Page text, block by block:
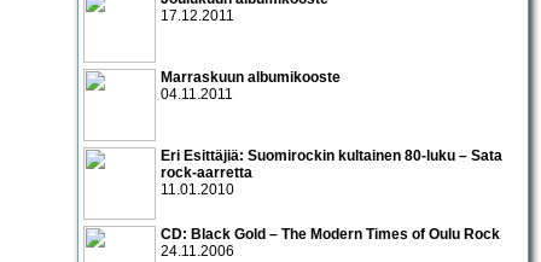
17.12.2011
Marraskuun albumikooste
04.11.2011
Eri Esittäjiä: Suomirockin kultainen 80-luku – Sata
rock-aarretta
11.01.2010
CD: Black Gold – The Modern Times of Oulu Rock
24.11.2006